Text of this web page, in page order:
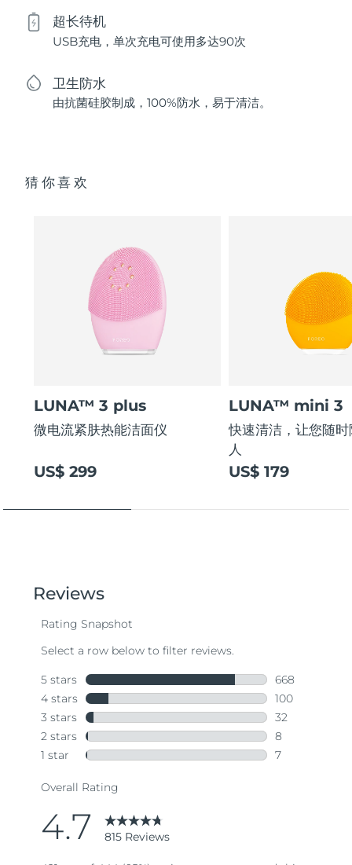
超长待机
USB充电，单次充电可使用多达90次
卫生防水
由抗菌硅胶制成，100%防水，易于清洁。
猜你喜欢
LUNA™ 3 plus
微电流紧肤热能洁面仪
US$ 299
LUNA™ mini 3
快速清洁，让您随
人
US$ 179